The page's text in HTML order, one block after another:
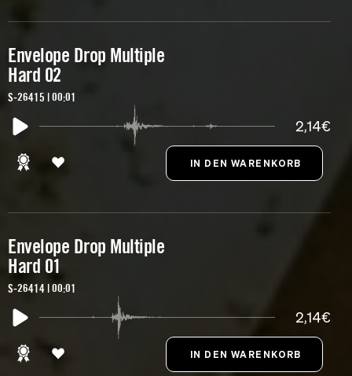
Envelope Drop Multiple
Hard 02
S-26415 | 00:01
2,14€
Envelope Drop Multiple
Hard 01
S-26414 | 00:01
2,14€